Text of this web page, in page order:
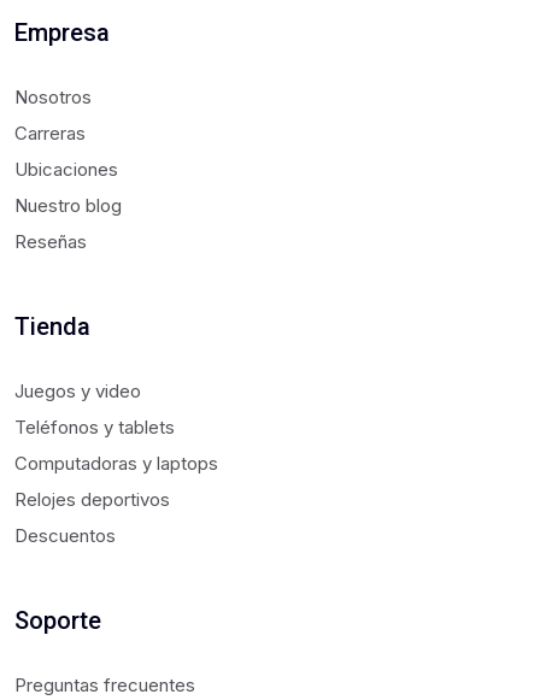
Empresa
Nosotros
Carreras
Ubicaciones
Nuestro blog
Reseñas
Tienda
Juegos y video
Teléfonos y tablets
Computadoras y laptops
Relojes deportivos
Descuentos
Soporte
Preguntas frecuentes